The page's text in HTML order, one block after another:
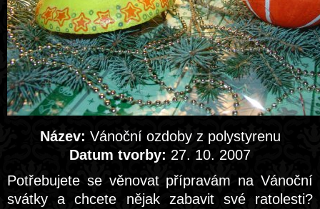
Název: Vánoční ozdoby z polystyrenu
Datum tvorby: 27. 10. 2007
Potřebujete se věnovat přípravám na Vánoční
svátky a chcete nějak zabavit své ratolesti?